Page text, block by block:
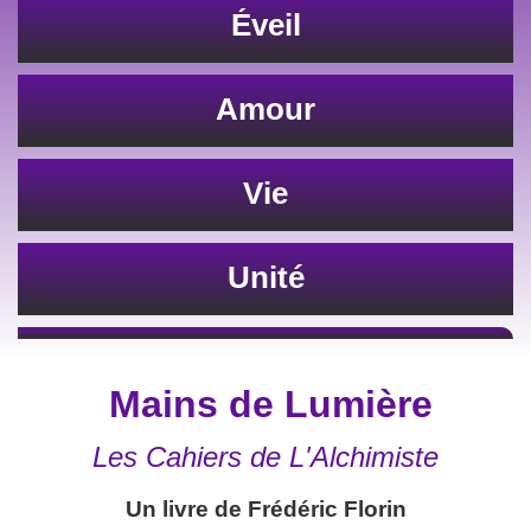
Éveil
Amour
Vie
Unité
Mains de Lumière
Les Cahiers de L'Alchimiste
Un livre de Frédéric Florin